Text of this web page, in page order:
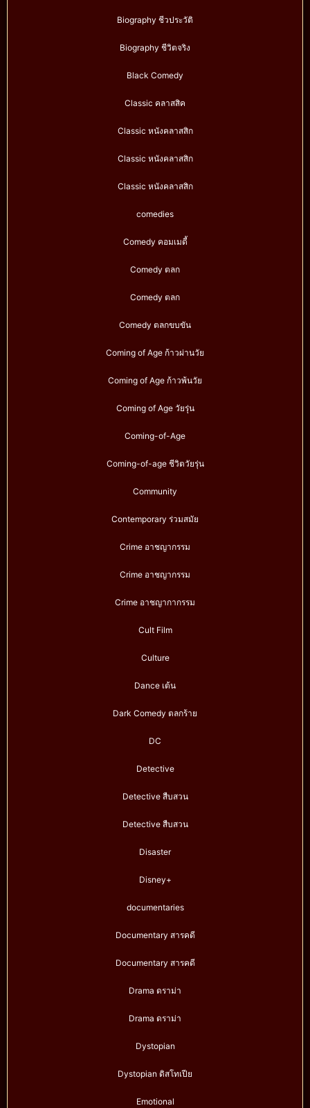
Biography ชีวประวัติ
Biography ชีวิตจริง
Black Comedy
Classic คลาสสิค
Classic หนังคลาสสิก
Classic หนังคลาสสิก
Classic หนังคลาสสิก
comedies
Comedy คอมเมดี้
Comedy ตลก
Comedy ตลก
Comedy ตลกขบขัน
Coming of Age ก้าวผ่านวัย
Coming of Age ก้าวพ้นวัย
Coming of Age วัยรุ่น
Coming-of-Age
Coming-of-age ชีวิตวัยรุ่น
Community
Contemporary ร่วมสมัย
Crime อาชญากรรม
Crime อาชญากรรม
Crime อาชญากากรรม
Cult Film
Culture
Dance เต้น
Dark Comedy ตลกร้าย
DC
Detective
Detective สืบสวน
Detective สืบสวน
Disaster
Disney+
documentaries
Documentary สารคดี
Documentary สารคดี
Drama ดราม่า
Drama ดราม่า
Dystopian
Dystopian ดิสโทเปีย
Emotional